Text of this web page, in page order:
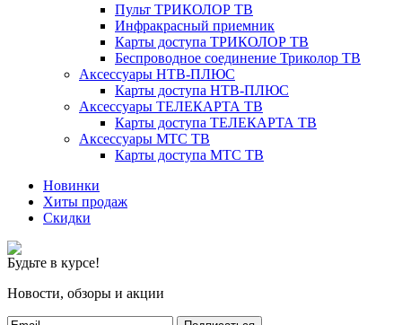
Пульт ТРИКОЛОР ТВ
Инфракрасный приемник
Карты доступа ТРИКОЛОР ТВ
Беспроводное соединение Триколор ТВ
Аксессуары НТВ-ПЛЮС
Карты доступа НТВ-ПЛЮС
Аксессуары ТЕЛЕКАРТА ТВ
Карты доступа ТЕЛЕКАРТА ТВ
Аксессуары МТС ТВ
Карты доступа МТС ТВ
Новинки
Хиты продаж
Скидки
Будьте в курсе!
Новости, обзоры и акции